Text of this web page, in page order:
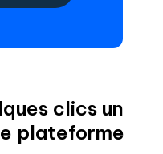
clics un
plateforme